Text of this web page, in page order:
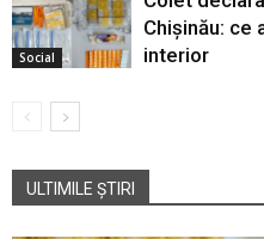
Social
Chișinău: ce
interior
ULTIMILE ȘTIRI